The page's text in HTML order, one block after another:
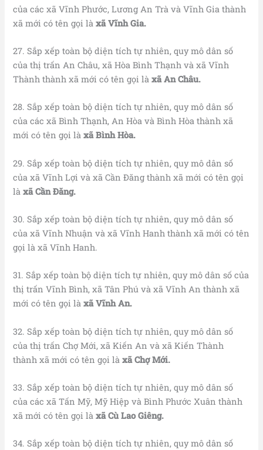
của các xã Vĩnh Phước, Lương An Trà và Vĩnh Gia thành
xã mới có tên gọi làxã Vĩnh Gia.
27. Sắp xếp toàn bộ diện tích tự nhiên, quy mô dân số
của thị trấn An Châu, xã Hòa Bình Thạnh và xã Vĩnh
Thành thành xã mới có tên gọi làxã An Châu.
28. Sắp xếp toàn bộ diện tích tự nhiên, quy mô dân số
của các xã Bình Thạnh, An Hòa và Bình Hòa thành xã
mới có tên gọi làxã Bình Hòa.
29. Sắp xếp toàn bộ diện tích tự nhiên, quy mô dân số
của xã Vĩnh Lợi và xã Cần Đăng thành xã mới có tên gọi
làxã Cần Đăng.
30. Sắp xếp toàn bộ diện tích tự nhiên, quy mô dân số
của xã Vĩnh Nhuận và xã Vĩnh Hanh thành xã mới có tên
gọi là xã Vĩnh Hanh.
31. Sắp xếp toàn bộ diện tích tự nhiên, quy mô dân số của
thị trấn Vĩnh Bình, xã Tân Phú và xã Vĩnh An thành xã
mới có tên gọi làxã Vĩnh An.
32. Sắp xếp toàn bộ diện tích tự nhiên, quy mô dân số
của thị trấn Chợ Mới, xã Kiến An và xã Kiến Thành
thành xã mới có tên gọi làxã Chợ Mới.
33. Sắp xếp toàn bộ diện tích tự nhiên, quy mô dân số
của các xã Tấn Mỹ, Mỹ Hiệp và Bình Phước Xuân thành
xã mới có tên gọi làxã Cù Lao Giêng.
34. Sắp xếp toàn bộ diện tích tự nhiên, quy mô dân số